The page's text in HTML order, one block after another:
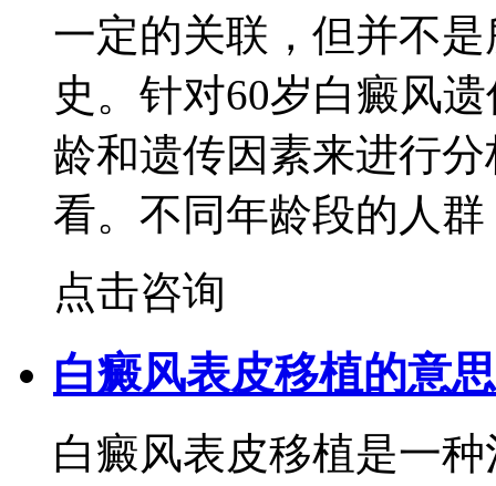
一定的关联，但并不
史。针对60岁白癜风
龄和遗传因素来进行
看。不同年龄段的人
点击咨询
白癜风表皮移植的意思
白癜风表皮移植是一